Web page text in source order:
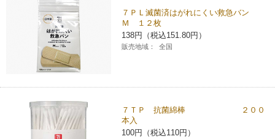
プリペイドサービス
スポーツ振興くじ
スマホプリペイド
レジでApple Accountにチャージ
コインランドリー（店舗限定）
売上高、店舗数推移
セブン‐イレブンの海外事業
セブン‐イレブンの「商品力」
サステナビリティニュース
サステナビリティレポート
English (Services)
中文[繁體字](服務)
简体中文(服务)
한국어(서비스)
７ＰＬ滅菌済はがれにくい救急バン
Ｍ １２枚
138円（税込151.80円）
販売地域： 全国
７ＴＰ 抗菌綿棒 ２００
本入
100円（税込110円）